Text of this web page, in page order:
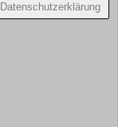
Datenschutzerklärung